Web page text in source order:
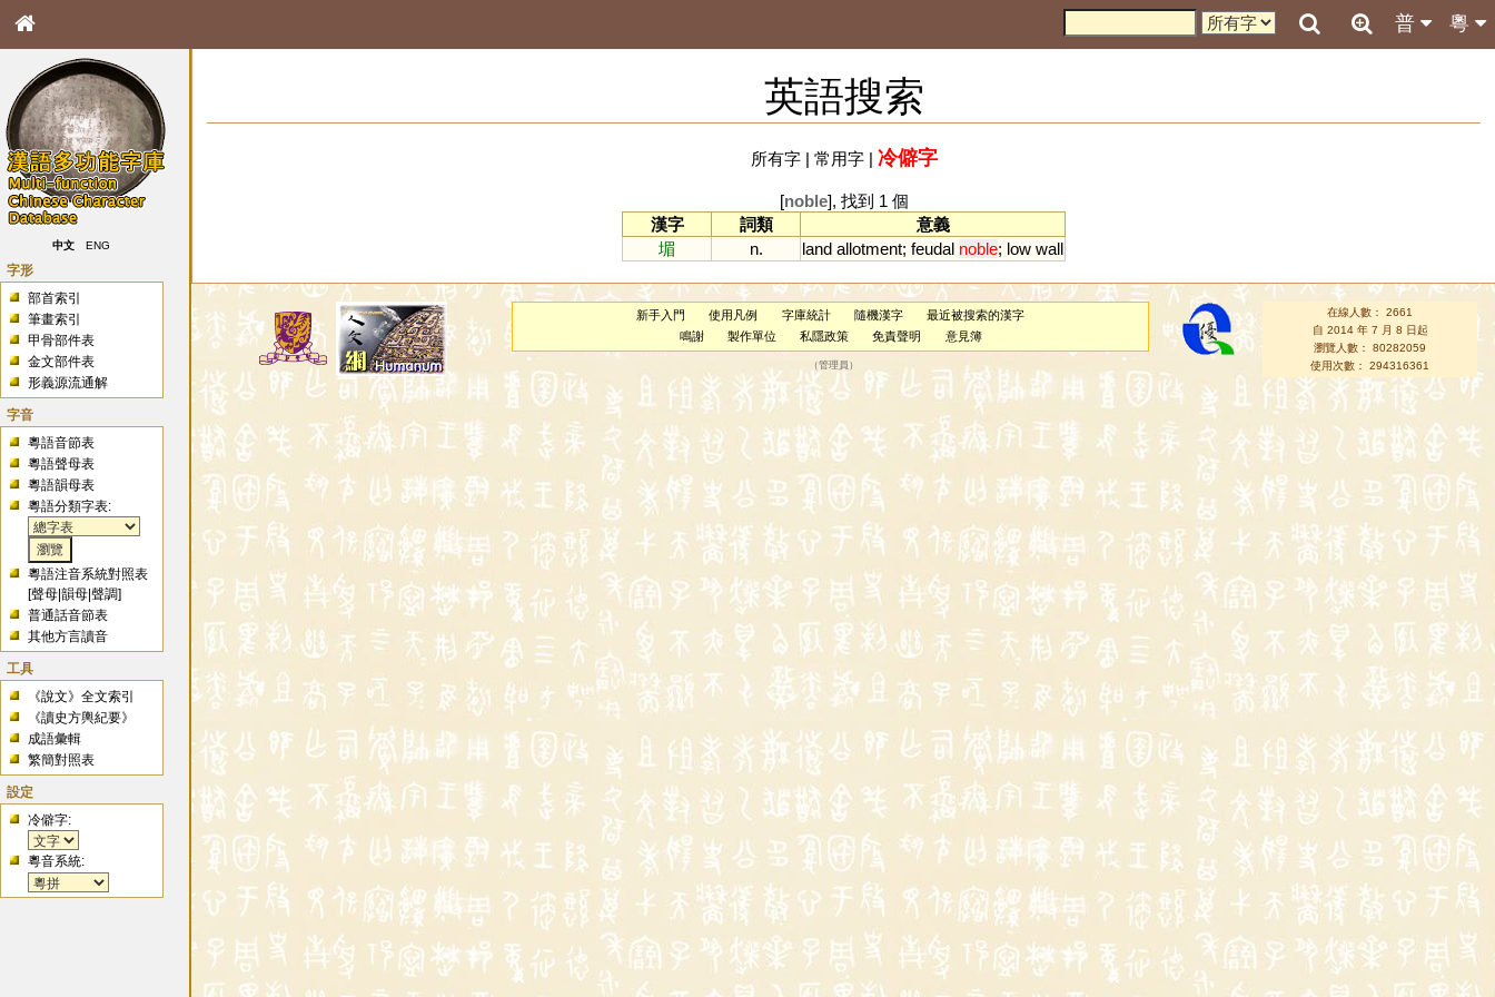
粵
普
中文 ENG
字形
部首索引
筆畫索引
甲骨部件表
金文部件表
形義源流通解
字音
粵語音節表
粵語聲母表
粵語韻母表
粵語分類字表:
粵語注音系統對照表
[聲母 |韻母 |聲調]
普通話音節表
其他方言讀音
工具
《說文》全文索引
《讀史方輿紀要》
成語彙輯
繁簡對照表
設定
冷僻字:
粵音系統:
英語搜索
所有字| 常用字| 冷僻字
[noble], 找到 1 個
漢字
詞類
意義
堳
n. land allotment; feudal noble; low wall
新手入門 使用凡例 字庫統計 隨機漢字
最近被搜索的漢字
鳴謝
製作單位 私隱政策 免責聲明 意見簿
（管理員 ）
在線人數： 2661
自 2014 年 7 月 8 日起
瀏覽人數： 80282059
使用次數： 294316361